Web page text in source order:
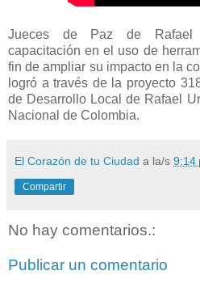
Jueces de Paz de Rafael
capacitación en el uso de
fin de ampliar su impacto en la
logró a través de la proyecto
de Desarrollo Local de Rafael
Nacional de Colombia.
El Corazón de tu Ciudad a la/s 9:14
Compartir
No hay comentarios.:
Publicar un comentario